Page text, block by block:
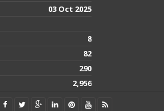
03 Oct 2025
8
82
290
2,956